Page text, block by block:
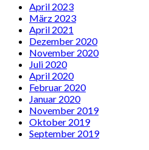
April 2023
März 2023
April 2021
Dezember 2020
November 2020
Juli 2020
April 2020
Februar 2020
Januar 2020
November 2019
Oktober 2019
September 2019